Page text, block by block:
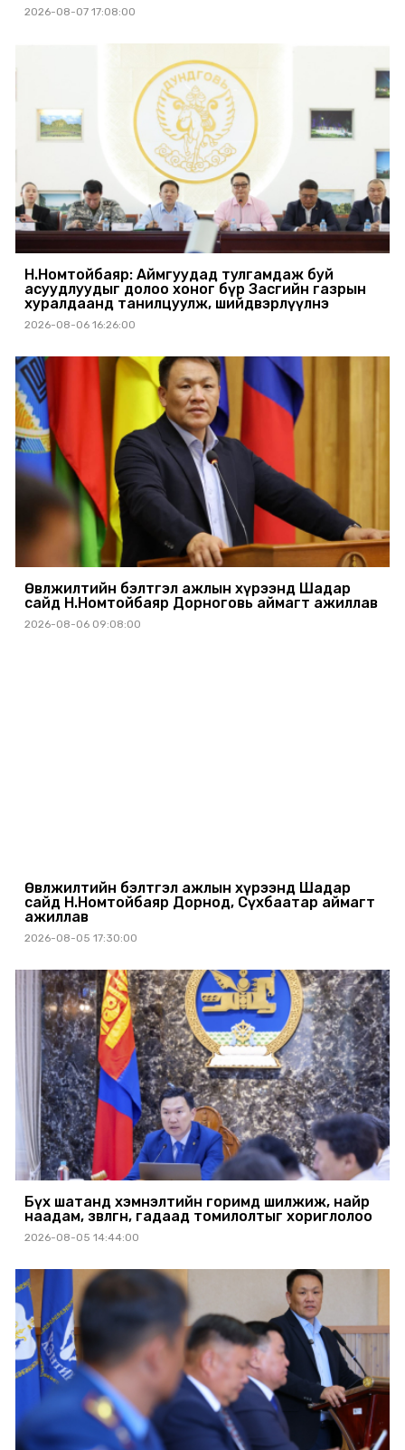
2026-08-07 17:08:00
Н.Номтойбаяр: Аймгуудад тулгамдаж буй
асуудлуудыг долоо хоног бүр Засгийн газрын
хуралдаанд танилцуулж, шийдвэрлүүлнэ
2026-08-06 16:26:00
Өвөлжилтийн бэлтгэл ажлын хүрээнд Шадар
сайд Н.Номтойбаяр Дорноговь аймагт ажиллав
2026-08-06 09:08:00
Өвөлжилтийн бэлтгэл ажлын хүрээнд Шадар
сайд Н.Номтойбаяр Дорнод, Сүхбаатар аймагт
ажиллав
2026-08-05 17:30:00
Бүх шатанд хэмнэлтийн горимд шилжиж, найр
наадам, зөвлөгөөн, гадаад томилолтыг хориглолоо
2026-08-05 14:44:00